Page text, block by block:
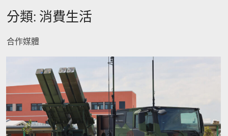
分類: 消費生活
合作媒體